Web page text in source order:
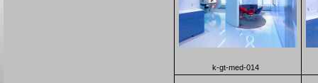
k-gt-med-014